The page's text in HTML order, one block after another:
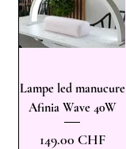
Lampe led manucure
Afinia Wave 40W
Prix
149.00 CHF